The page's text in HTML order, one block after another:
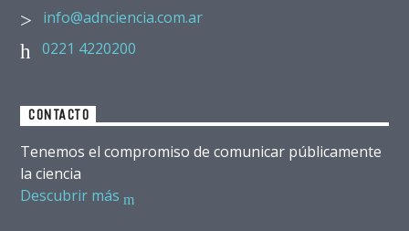
info@adnciencia.com.ar
0221 4220200
CONTACTO
Tenemos el compromiso de comunicar públicamente
la ciencia
Descubrir más